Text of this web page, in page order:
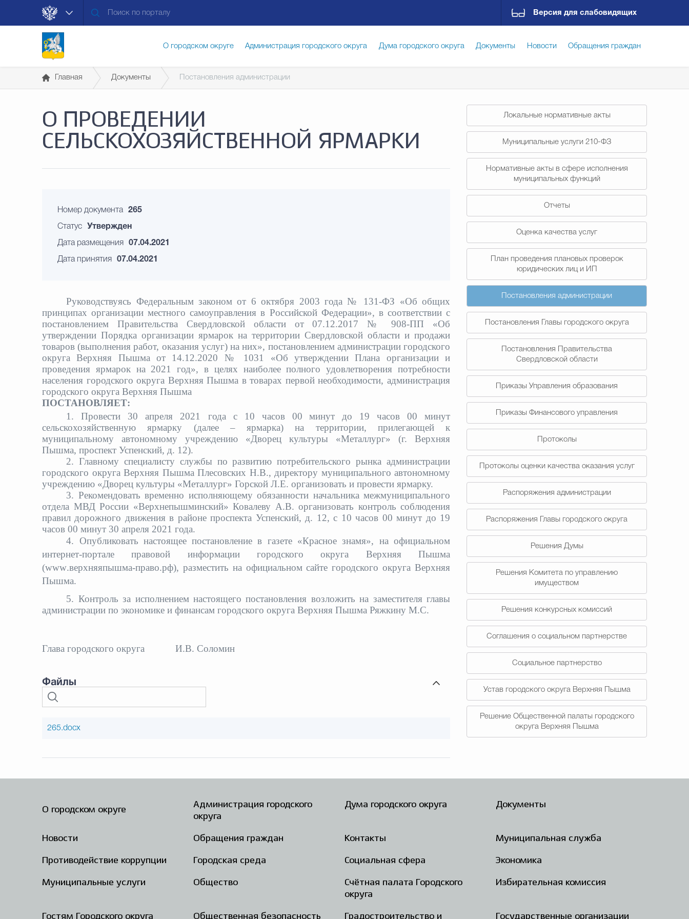
Версия для слабовидящих
О городском округе Администрация городского округа Дума городского округа Документы Новости Обращения граждан
Муниципальные услуги Счётная палата Городского округа Избирательная комиссия Гостям Городского округа
Общественная безопасность Градостроительство и землепользование Государственные организации информируют
Главная Документы Постановления администрации
Локальные нормативные акты
Муниципальные услуги 210-ФЗ
Нормативные акты в сфере исполнения
муниципальных функций
Отчеты
Оценка качества услуг
План проведения плановых проверок
юридических лиц и ИП
Постановления администрации
Постановления Главы городского округа
Постановления Правительства
Свердловской области
Приказы Управления образования
Приказы Финансового управления
Протоколы
Протоколы оценки качества оказания услуг
Распоряжения администрации
Распоряжения Главы городского округа
Решения Думы
Решения Комитета по управлению
имуществом
Решения конкурсных комиссий
Соглашения о социальном партнерстве
Социальное партнерство
Устав городского округа Верхняя Пышма
Решение Общественной палаты городского
округа Верхняя Пышма
О ПРОВЕДЕНИИ
СЕЛЬСКОХОЗЯЙСТВЕННОЙ ЯРМАРКИ
Номер документа 265
Статус Утвержден
Дата размещения 07.04.2021
Дата принятия 07.04.2021
Руководствуясь Федеральным законом от 6 октября 2003 года № 131-ФЗ «Об общих
принципах организации местного самоуправления в Российской Федерации», в соответствии с
постановлением Правительства Свердловской области от 07.12.2017 № 908-ПП «Об
утверждении Порядка организации ярмарок на территории Свердловской области и продажи
товаров (выполнения работ, оказания услуг) на них», постановлением администрации городского
округа Верхняя Пышма от 14.12.2020 № 1031 «Об утверждении Плана организации и
проведения ярмарок на 2021 год», в целях наиболее полного удовлетворения потребности
населения городского округа Верхняя Пышма в товарах первой необходимости, администрация
городского округа Верхняя Пышма
ПОСТАНОВЛЯЕТ:
1. Провести 30 апреля 2021 года с 10 часов 00
минут до 19 часов 00 минут
сельскохозяйственную ярмарку (далее – ярмарка) на территории, прилегающей к
муниципальному автономному учреждению «Дворец культуры «Металлург» (г. Верхняя
Пышма, проспект Успенский, д. 12).
2. Главному специалисту службы по развитию потребительского рынка администрации
городского округа Верхняя Пышма Плесовских Н.В., директору муниципального автономному
учреждению «Дворец культуры «Металлург» Горской Л.Е. организовать и провести ярмарку.
3. Рекомендовать временно исполняющему обязанности начальника межмуниципального
отдела МВД России «Верхнепышминский» Ковалеву А.В. организовать контроль соблюдения
правил дорожного движения в районе проспекта Успенский, д. 12, с 10 часов 00 минут до 19
часов 00 минут 30 апреля 2021 года.
4. Опубликовать настоящее постановление в газете «Красное знамя», на официальном
интернет-портале правовой информации городского округа Верхняя Пышма
(www.верхняяпышма-право.рф), разместить на официальном сайте городского округа Верхняя
Пышма.
5. Контроль за исполнением настоящего постановления возложить на заместителя главы
администрации по экономике и финансам городского округа Верхняя Пышма Ряжкину М.С.
Глава городского округа И.В. Соломин
Файлы
265.docx
О городском округе
Администрация городского
округа
Дума городского округа Документы
Новости Обращения граждан Контакты Муниципальная служба
Противодействие коррупции Городская среда Социальная сфера Экономика
Муниципальные услуги Общество
Счётная палата Городского
округа
Избирательная комиссия
Гостям Городского округа Общественная безопасность Градостроительство и Государственные организации